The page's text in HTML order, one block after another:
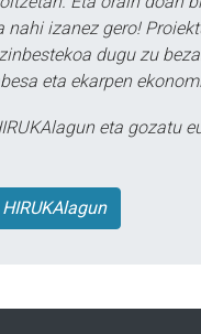
nahi izanez gero!
dugu zu
eta ekarpen
eta gozatu